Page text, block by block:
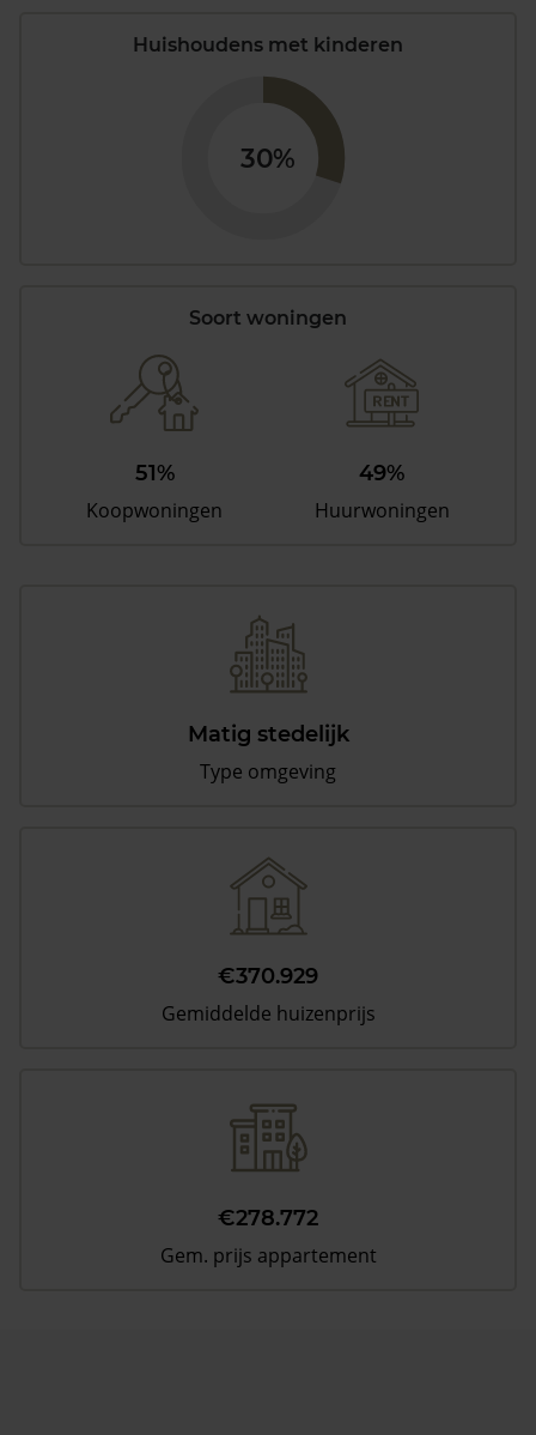
Huishoudens met kinderen
30%
Soort woningen
51%
Koopwoningen
49%
Huurwoningen
Matig stedelijk
Type omgeving
€370.929
Gemiddelde huizenprijs
€278.772
Gem. prijs appartement